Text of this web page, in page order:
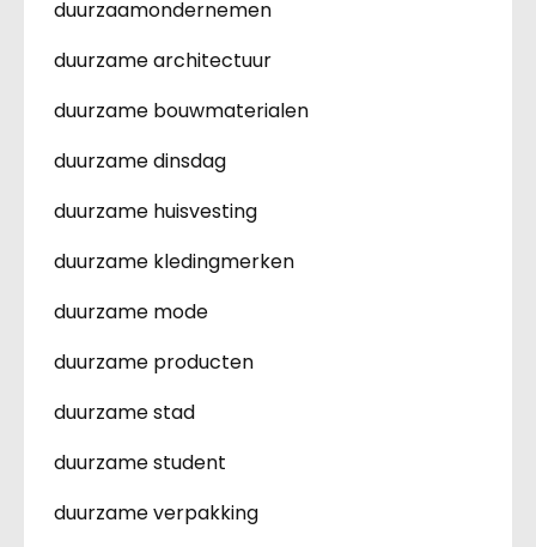
duurzaamondernemen
duurzame architectuur
duurzame bouwmaterialen
duurzame dinsdag
duurzame huisvesting
duurzame kledingmerken
duurzame mode
duurzame producten
duurzame stad
duurzame student
duurzame verpakking